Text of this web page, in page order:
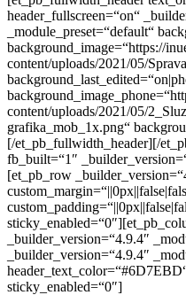
header_fullscreen=“on“
_module_preset=“default“
background_image=“https://
content/uploads/2021/05/
content/uploads/2021/05/
grafika_mob_1x.png“
[/et_pb_fullwidth_header][/
fb_built=“1″
[et_pb_row
_builder_version=“4.9.4″
_builder_version=“4.9.4″
sticky_enabled=“0″]